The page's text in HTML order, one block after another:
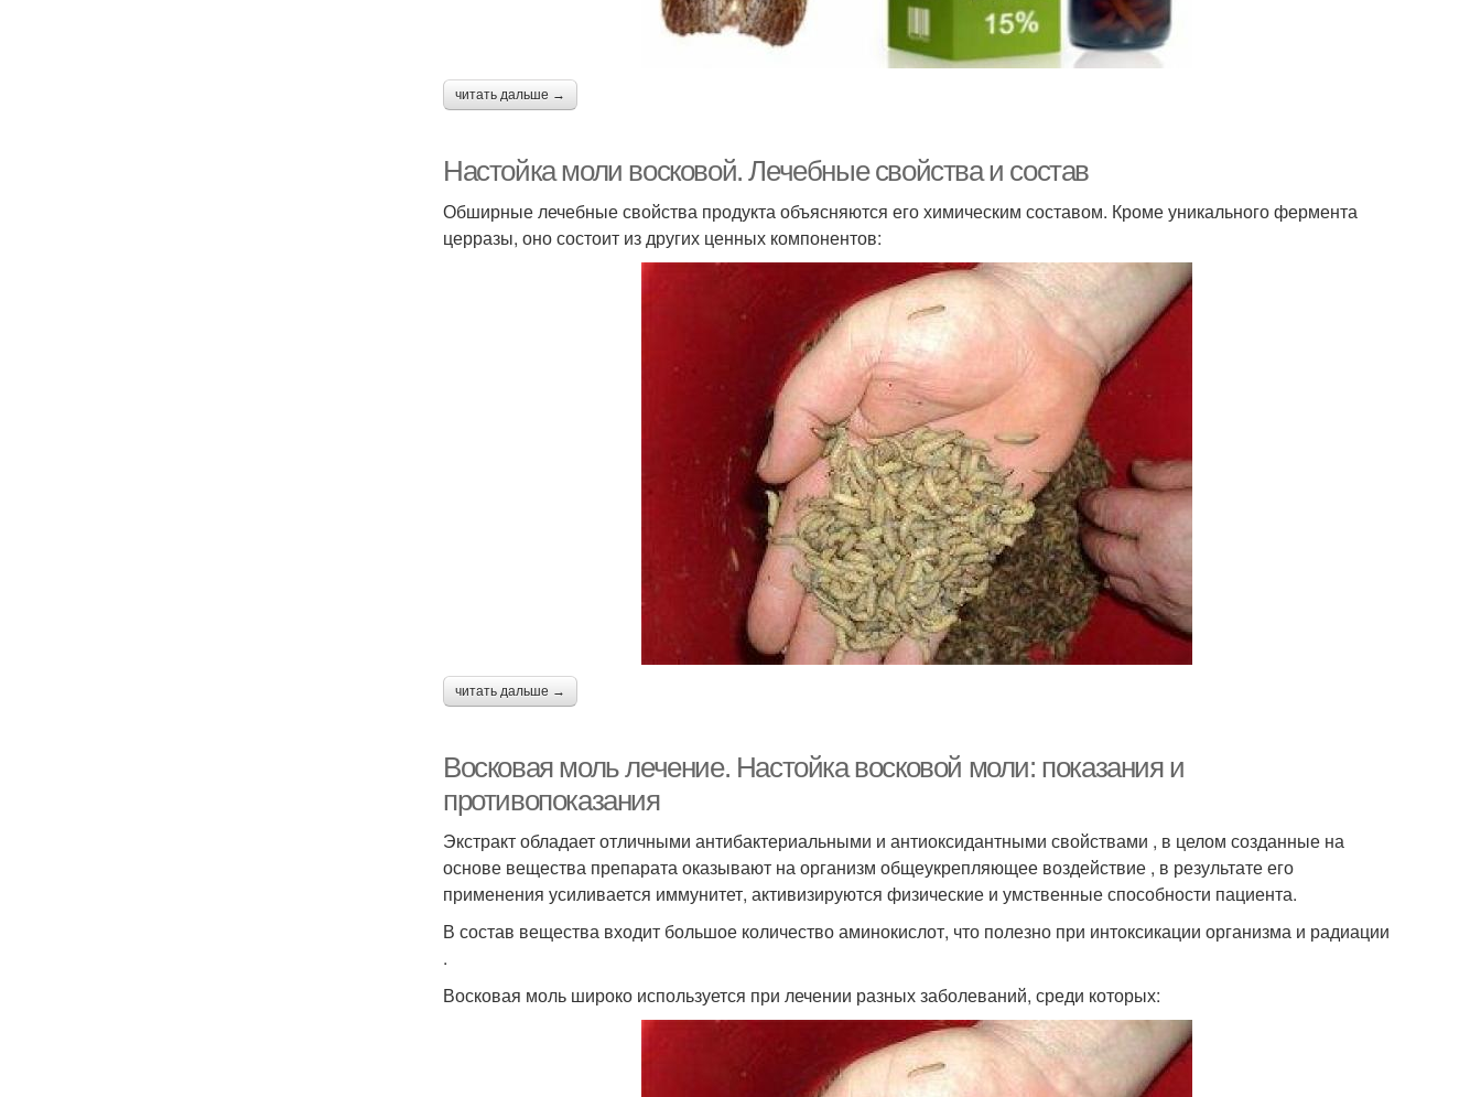
читать дальше →
Настойка моли восковой. Лечебные свойства и состав
Обширные лечебные свойства продукта объясняются его химическим составом. Кроме уникального фермента
церразы, оно состоит из других ценных компонентов:
читать дальше →
Восковая моль лечение. Настойка восковой моли: показания и
противопоказания
Экстракт обладает отличными антибактериальными и антиоксидантными свойствами , в целом созданные на
основе вещества препарата оказывают на организм общеукрепляющее воздействие , в результате его
применения усиливается иммунитет, активизируются физические и умственные способности пациента.
В состав вещества входит большое количество аминокислот, что полезно при интоксикации организма и радиации
.
Восковая моль широко используется при лечении разных заболеваний, среди которых: